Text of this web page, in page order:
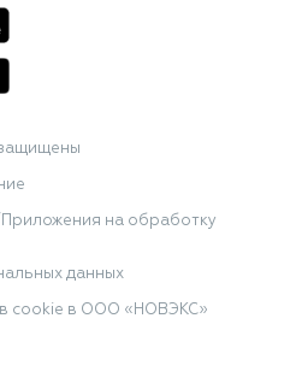
на обработку
данных
cookie в ООО «НОВЭКС»